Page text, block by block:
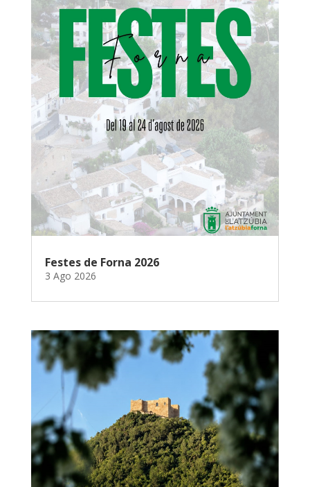
Festes de Forna 2026
3 Ago 2026